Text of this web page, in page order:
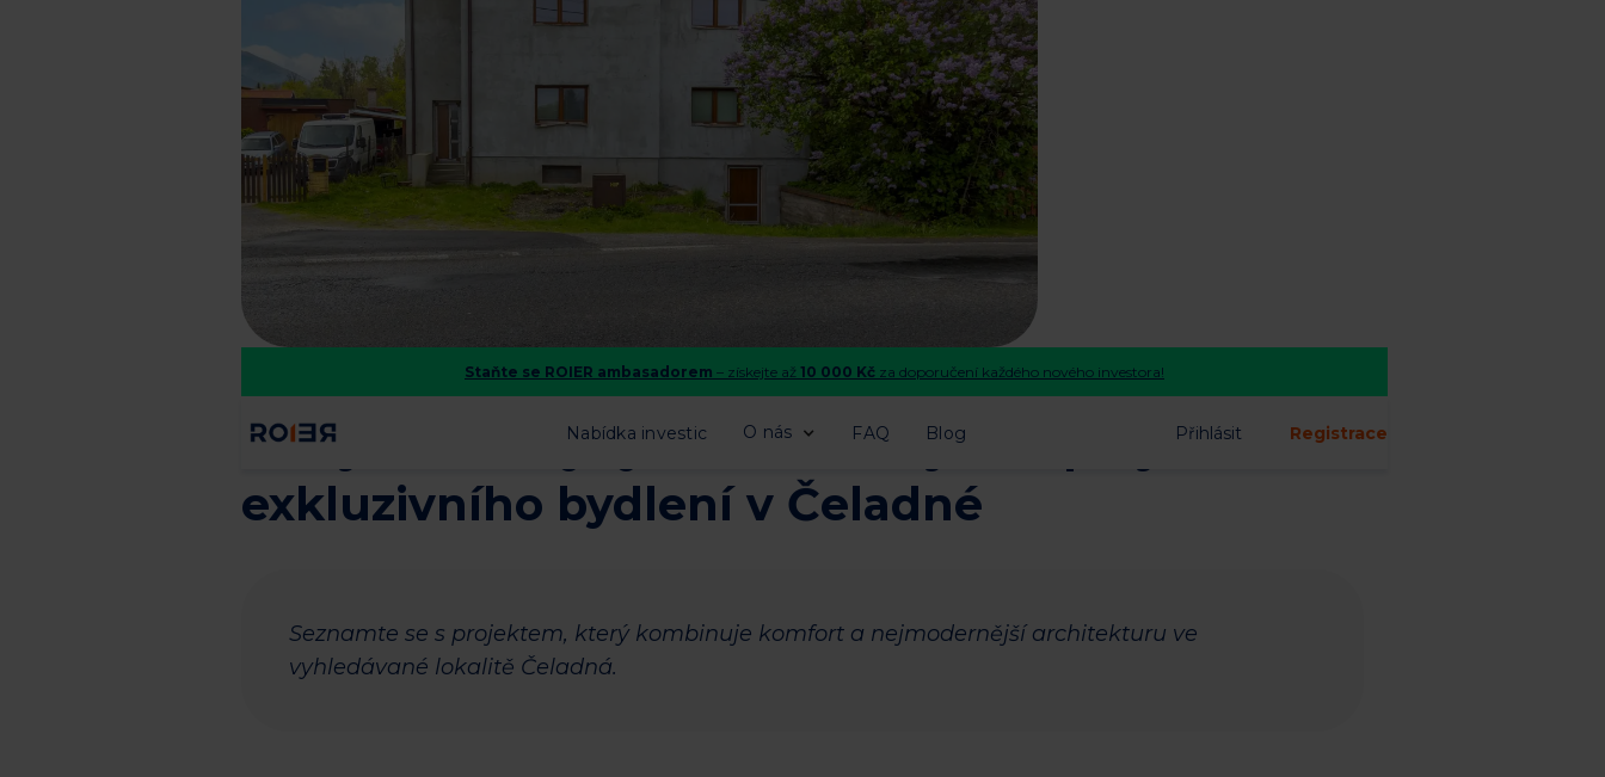
Staňte se ROIER ambasadorem – získejte až 10 000 Kč za doporučení každého nového investora!
Nabídka investic O nás FAQ Blog Přihlásit Registrace
Milujete Beskydy? Představujeme projekt
exkluzivního bydlení v Čeladné
Seznamte se s projektem, který kombinuje komfort a nejmodernější architekturu ve
vyhledávané lokalitě Čeladná.